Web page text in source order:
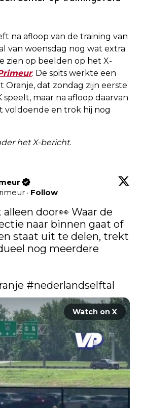
na afloop van de training van
van woensdag nog wat extra
zien op beelden op het X-
. De spits werkte een
Oranje, dat zondag zijn eerste
maar na afloop daarvan
voldoende en trok hij nog
het X-bericht.
· Follow
door👀 Waar de
naar binnen gaat of
staat uit te delen, trekt
nog meerdere
#nederlandselftal
Watch on X